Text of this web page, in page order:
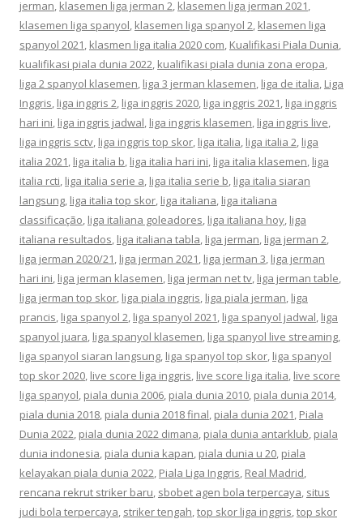
jerman, klasemen liga jerman 2, klasemen liga jerman 2021,
klasemen liga spanyol, klasemen liga spanyol 2, klasemen liga
spanyol 2021, klasmen liga italia 2020 com, Kualifikasi Piala Dunia,
kualifikasi piala dunia 2022, kualifikasi piala dunia zona eropa,
liga 2 spanyol klasemen, liga 3 jerman klasemen, liga de italia, Liga
Inggris, liga inggris 2, liga inggris 2020, liga inggris 2021, liga inggris
hari ini, liga inggris jadwal, liga inggris klasemen, liga inggris live,
liga inggris sctv, liga inggris top skor, liga italia, liga italia 2, liga
italia 2021, liga italia b, liga italia hari ini, liga italia klasemen, liga
italia rcti, liga italia serie a, liga italia serie b, liga italia siaran
langsung, liga italia top skor, liga italiana, liga italiana
classificação, liga italiana goleadores, liga italiana hoy, liga
italiana resultados, liga italiana tabla, liga jerman, liga jerman 2,
liga jerman 2020/21, liga jerman 2021, liga jerman 3, liga jerman
hari ini, liga jerman klasemen, liga jerman net tv, liga jerman table,
liga jerman top skor, liga piala inggris, liga piala jerman, liga
prancis, liga spanyol 2, liga spanyol 2021, liga spanyol jadwal, liga
spanyol juara, liga spanyol klasemen, liga spanyol live streaming,
liga spanyol siaran langsung, liga spanyol top skor, liga spanyol
top skor 2020, live score liga inggris, live score liga italia, live score
liga spanyol, piala dunia 2006, piala dunia 2010, piala dunia 2014,
piala dunia 2018, piala dunia 2018 final, piala dunia 2021, Piala
Dunia 2022, piala dunia 2022 dimana, piala dunia antarklub, piala
dunia indonesia, piala dunia kapan, piala dunia u 20, piala
kelayakan piala dunia 2022, Piala Liga Inggris, Real Madrid,
rencana rekrut striker baru, sbobet agen bola terpercaya, situs
judi bola terpercaya, striker tengah,top skor liga inggris,top skor